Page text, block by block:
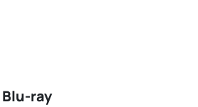
Blu-ray